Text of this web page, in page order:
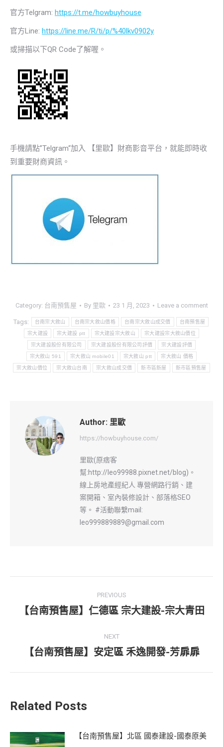
官方Telgram: https://t.me/howbuyhouse
官方Line: https://line.me/R/ti/p/%40lkv0902y
或掃描以下QR Code了解喔。
手機請點”Telgram“加入 【里歐】財商影音平台，就能即時收
到重要財商資訊。
Category: 台南預售屋 By 里歐 23 1 月, 2023 Leave a comment
Tags: 台南宗大敘山 台南宗大敘山價格 台南宗大敘山成交價 台南預售屋
宗大建設 宗大建設 ptt 宗大建設宗大敘山 宗大建設宗大敘山價位
宗大建設股份有限公司 宗大建設股份有限公司評價 宗大建設評價
宗大敘山 591 宗大敘山 mobile01 宗大敘山 ptt 宗大敘山 價格
宗大敘山價位 宗大敘山台南 宗大敘山成交價 新市區新屋 新市區預售屋
Author: 里歐
https://howbuyhouse.com/
里歐(原痞客
幫:http://leo99988.pixnet.net/blog)。
線上房地產經紀人 專營網路行銷、建
案開箱、室內裝修設計、部落格SEO
等。 #活動聯繫mail:
leo999889889@gmail.com
navigation
PREVIOUS
Previous
【台南預售屋】仁德區 宗大建設-宗大青田
NEXT
Next
【台南預售屋】安定區 禾逸開發-芳扉扉
Related Posts
【台南預售屋】北區 國泰建設-國泰原美